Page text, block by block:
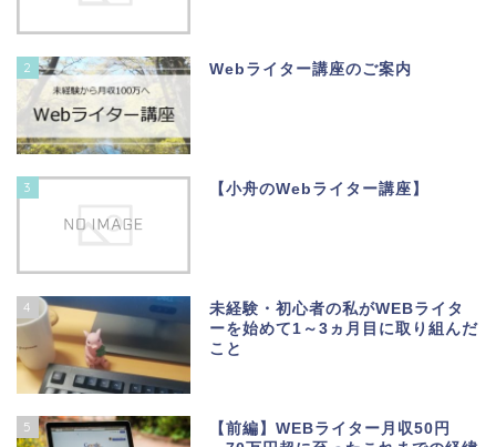
2 Webライター講座のご案内
3 【小舟のWebライター講座】
4
未経験・初心者の私がWEBライタ
ーを始めて1～3ヵ月目に取り組んだ
こと
5
【前編】WEBライター月収50円